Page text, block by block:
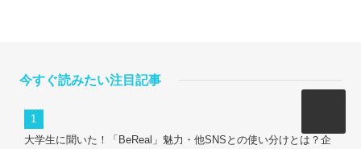
今すぐ読みたい注目記事
大学生に聞いた！「BeReal」魅力・他SNSとの使い分けとは？企